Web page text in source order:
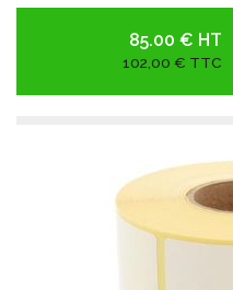
85.00 € HT
102,00 € TTC